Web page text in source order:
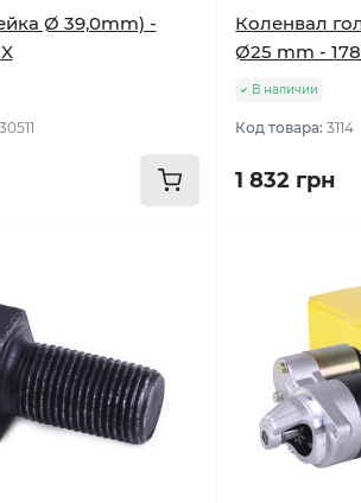
Ø 39,0mm) -
30511
Коленвал
Ø25 mm -
В наличии
Код товара:3114
1 832 грн